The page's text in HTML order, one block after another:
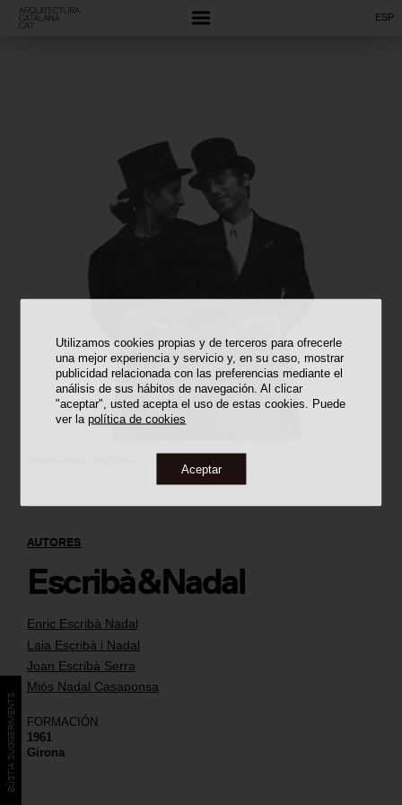
Utilizamos cookies propias y de terceros para ofrecerle
una mejor experiencia y servicio y, en su caso, mostrar
publicidad relacionada con las preferencias mediante el
análisis de sus hábitos de navegación. Al clicar
"aceptar", usted acepta el uso de estas cookies. Puede
ver lapolítica de cookies
Aceptar
ESP
Enric Escribà Nadal
Laia Escribà i Nadal
Joan Escribà Serra
Miós Nadal Casaponsa
FORMACIÓN
1961
Girona
AUTORES
Escribà&Nadal
BÚSTIA SUGGERIMENTS